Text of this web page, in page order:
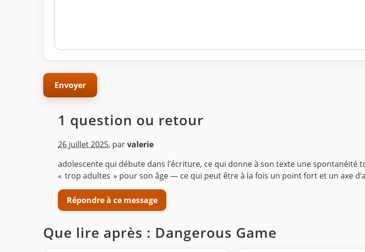
1 question ou retour
26 juillet 2025, parvalerie
adolescente qui débute dans l’écriture, ce qui donne à son texte une
« trop adultes » pour son âge — ce qui peut être à la fois un point fort et un axe
Répondre à ce message
Que lire après : Dangerous Game